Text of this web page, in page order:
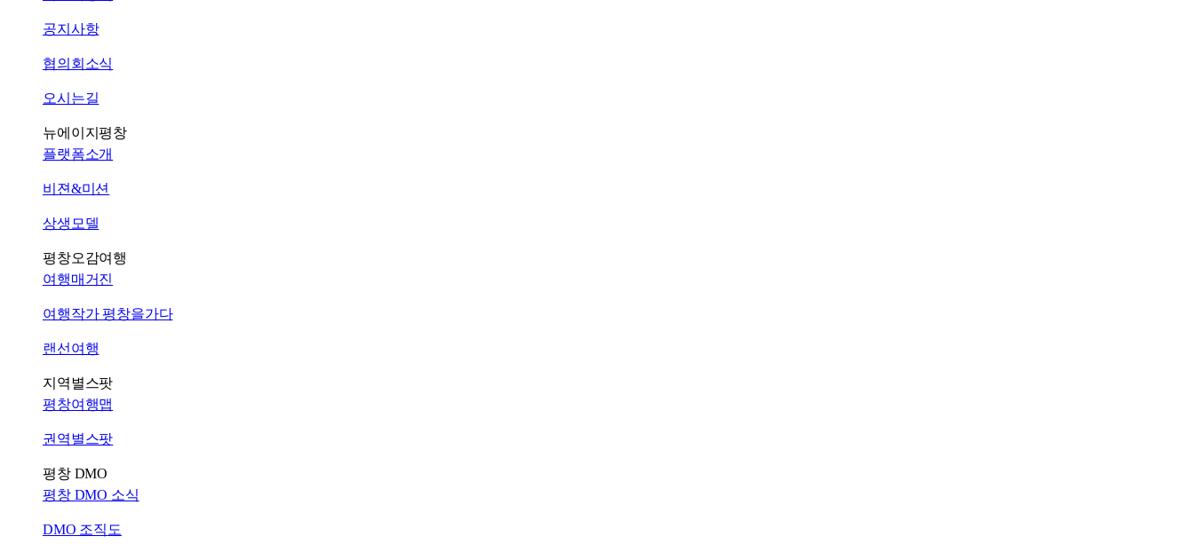
공지사항
협의회소식
오시는길
뉴에이지평창
플랫폼소개
비젼&미션
상생모델
평창오감여행
여행매거진
여행작가 평창을가다
랜선여행
지역별스팟
평창여행맵
권역별스팟
평창 DMO
평창 DMO 소식
DMO 조직도